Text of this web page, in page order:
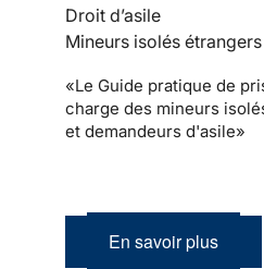
Droit d’asile
Mineurs isolés étrangers
«Le Guide pratique de
charge des mineurs
et demandeurs d'asile»
En savoir plus